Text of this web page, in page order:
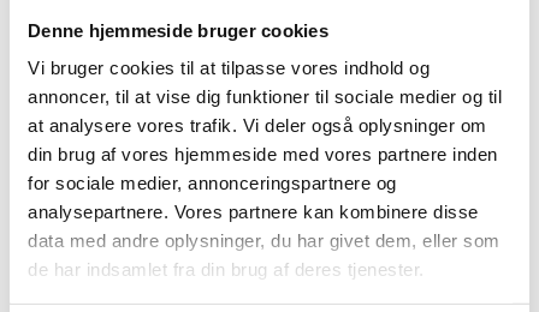
Denne hjemmeside bruger cookies
Vi bruger cookies til at tilpasse vores indhold og
annoncer, til at vise dig funktioner til sociale medier og til
at analysere vores trafik. Vi deler også oplysninger om
din brug af vores hjemmeside med vores partnere inden
for sociale medier, annonceringspartnere og
analysepartnere. Vores partnere kan kombinere disse
data med andre oplysninger, du har givet dem, eller som
de har indsamlet fra din brug af deres tjenester.
Del på Facebook
Del på X (Twitter)
Del på LinkedIn
Sagsnr.:C 2002
Dato for offentliggørelse:14-10-2025